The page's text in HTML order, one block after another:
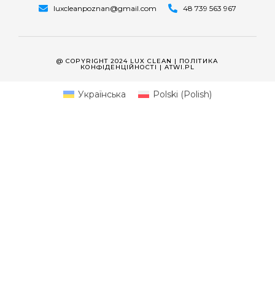
luxcleanpoznan@gmail.com 48 739 563 967
@ COPYRIGHT 2024 LUX CLEAN | ПОЛІТИКА
КОНФІДЕНЦІЙНОСТІ | ATWI.PL
Українська Polski (Polish)